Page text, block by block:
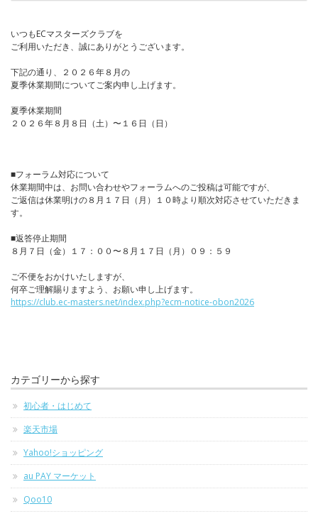
いつもECマスターズクラブを
ご利用いただき、誠にありがとうございます。
下記の通り、２０２６年８月の
夏季休業期間についてご案内申し上げます。
夏季休業期間
２０２６年８月８日（土）〜１６日（日）
■フォーラム対応について
休業期間中は、お問い合わせやフォーラムへのご投稿は可能ですが、
ご返信は休業明けの８月１７日（月）１０時より順次対応させていただきま
す。
■返答停止期間
８月７日（金）１７：００〜８月１７日（月）０９：５９
ご不便をおかけいたしますが、
何卒ご理解賜りますよう、お願い申し上げます。
https://club.ec-masters.net/index.php?ecm-notice-obon2026
カテゴリーから探す
初心者・はじめて
楽天市場
Yahoo!ショッピング
au PAY マーケット
Qoo10